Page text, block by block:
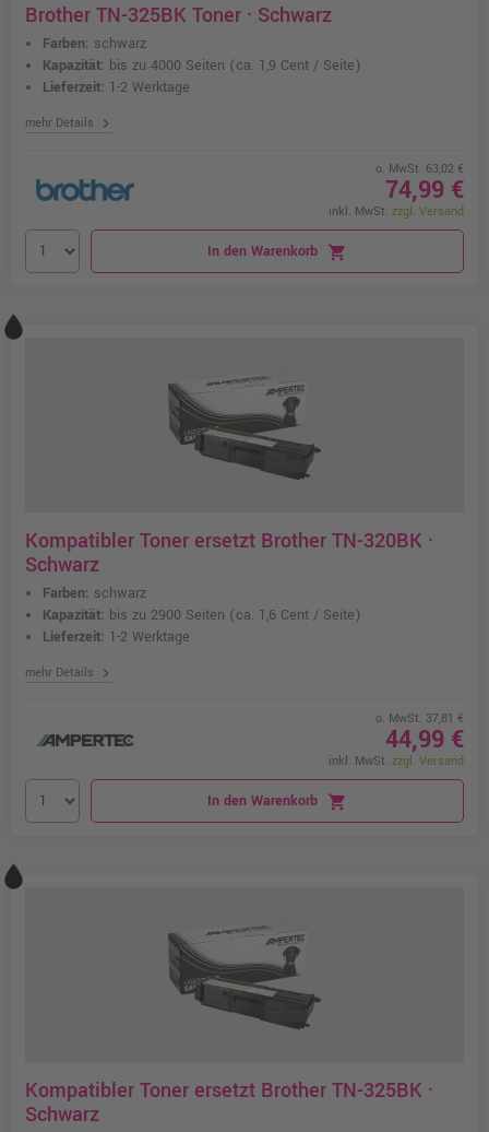
Brother TN-325BK Toner · Schwarz
Farben: schwarz
Kapazität: bis zu 4000 Seiten (ca. 1,9 Cent / Seite)
Lieferzeit: 1-2 Werktage
mehr Details chevron_right
o. MwSt. 63,02 €
74,99 €
inkl. MwSt. zzgl. Versand
In den Warenkorb shopping_cart
Kompatibler Toner ersetzt Brother TN-320BK ·
Schwarz
Farben: schwarz
Kapazität: bis zu 2900 Seiten (ca. 1,6 Cent / Seite)
Lieferzeit: 1-2 Werktage
mehr Details chevron_right
o. MwSt. 37,81 €
44,99 €
inkl. MwSt. zzgl. Versand
In den Warenkorb shopping_cart
Kompatibler Toner ersetzt Brother TN-325BK ·
Schwarz